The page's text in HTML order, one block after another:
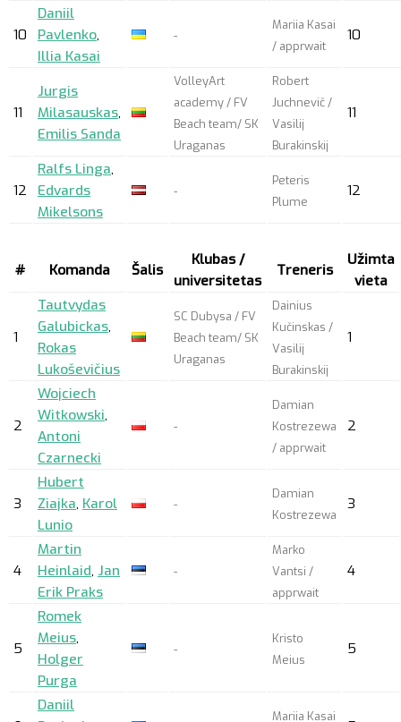
10
Daniil
Pavlenko,
Illia Kasai
-
Mariia Kasai
/ apprwait
10
11
Jurgis
Milasauskas,
Emilis Sanda
VolleyArt
academy / FV
Beach team/ SK
Uraganas
Robert
Juchnevič /
Vasilij
Burakinskij
11
12
Ralfs Linga,
Edvards
Mikelsons
-
Peteris
Plume
12
# Komanda Šalis
Klubas /
universitetas
Treneris
Užimta
vieta
1
Tautvydas
Galubickas,
Rokas
Lukoševičius
SC Dubysa / FV
Beach team/ SK
Uraganas
Dainius
Kučinskas /
Vasilij
Burakinskij
1
2
Wojciech
Witkowski,
Antoni
Czarnecki
-
Damian
Kostrezewa
/ apprwait
2
3
Hubert
Ziajka, Karol
Lunio
-
Damian
Kostrezewa
3
4
Martin
Heinlaid, Jan
Erik Praks
-
Marko
Vantsi /
apprwait
4
5
Romek
Meius,
Holger
Purga
-
Kristo
Meius
5
Daniil
Mariia Kasai